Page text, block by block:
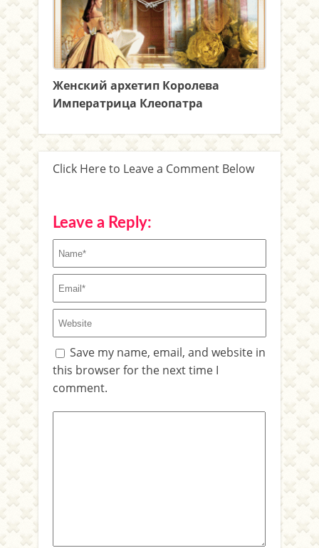
Женский архетип Королева
Императрица Клеопатра
Click Here to Leave a Comment Below
Leave a Reply:
Save my name, email, and website in
this browser for the next time I
comment.